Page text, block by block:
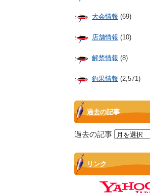
大会情報 (69)
店舗情報 (10)
解禁情報 (8)
釣果情報 (2,571)
過去の記事
過去の記事
リンク